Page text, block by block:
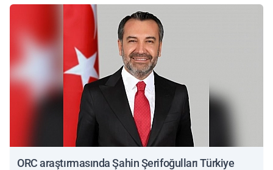
ORC araştırmasında Şahin Şerifoğulları Türkiye